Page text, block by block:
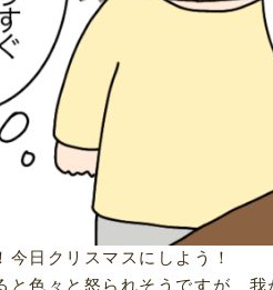
日クリスマスにしよう！
と色々と怒られそうですが、